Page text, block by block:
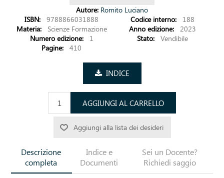
Autore: Romito Luciano
ISBN:
9788866031888 Codice interno:
188
Materia:
Scienze Formazione Anno edizione:
2023
Numero edizione:
1 Stato:
Vendibile
Pagine:
410
INDICE
AGGIUNGI AL CARRELLO
Aggiungi alla lista dei desideri
Descrizione
completa
Indice e
Documenti
Sei un Docente?
Richiedi saggio